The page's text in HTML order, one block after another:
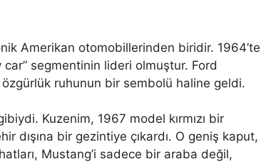
Amerikan otomobillerinden biridir. 1964’te
segmentinin lideri olmuştur. Ford
özgürlük ruhunun bir sembolü haline geldi.
Kuzenim, 1967 model kırmızı bir
dışına bir gezintiye çıkardı. O geniş kaput,
Mustang’i sadece bir araba değil,